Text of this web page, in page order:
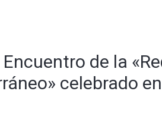
de la
celebrado